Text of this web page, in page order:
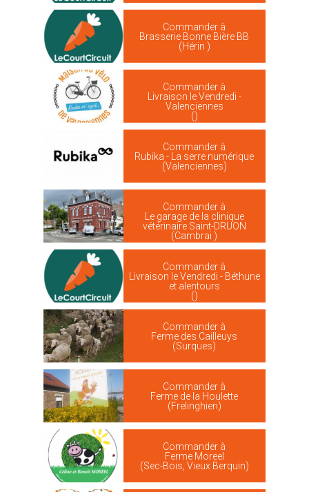
Commander à
Brasserie Bonne Bière BB
(Hérin )
Commander à
Livraison le Vendredi -
Valenciennes
()
Commander à
Rubika - La serre numérique
(Valenciennes)
Commander à
Le garage de la clinique
vétérinaire Saint-DRUON
(Cambrai )
Commander à
Livraison le Vendredi - Béthune
et alentours
()
Commander à
Ferme des Cailleuys
(Surques)
Commander à
Ferme de la Houlette
(Frelinghien)
Commander à
Ferme Moreel
(Sec-Bois, Vieux Berquin)